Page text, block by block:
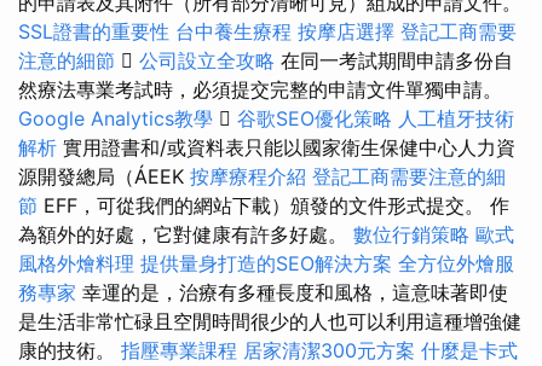
SSL證書的重要性 台中養生療程 按摩店選擇 登記工商需要
注意的細節  公司設立全攻略 在同一考試期間申請多份自
然療法專業考試時，必須提交完整的申請文件單獨申請。
Google Analytics教學  谷歌SEO優化策略 人工植牙技術
解析 實用證書和/或資料表只能以國家衛生保健中心人力資
源開發總局（ÁEEK 按摩療程介紹 登記工商需要注意的細
節 EFF，可從我們的網站下載）頒發的文件形式提交。 作
為額外的好處，它對健康有許多好處。 數位行銷策略 歐式
風格外燴料理 提供量身打造的SEO解決方案 全方位外燴服
務專家 幸運的是，治療有多種長度和風格，這意味著即使
是生活非常忙碌且空閒時間很少的人也可以利用這種增強健
康的技術。 指壓專業課程 居家清潔300元方案 什麼是卡式